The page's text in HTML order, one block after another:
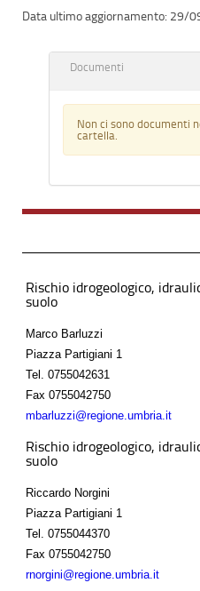
29/
Documenti
Non ci sono documenti
cartella.
Rischio idrogeologico,
suolo
Marco Barluzzi
Piazza Partigiani 1
Tel.
0755042631
Fax 0755042750
mbarluzzi@regione.umbria.it
Rischio idrogeologico,
suolo
Riccardo Norgini
Piazza Partigiani 1
Tel.
0755044370
Fax 0755042750
rnorgini@regione.umbria.it